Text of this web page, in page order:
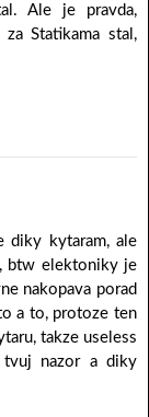
Ale je pravda,
Statikama stal,
diky kytaram, ale
btw elektoniky je
nakopava porad
a to, protoze ten
takze useless
tvuj nazor a diky